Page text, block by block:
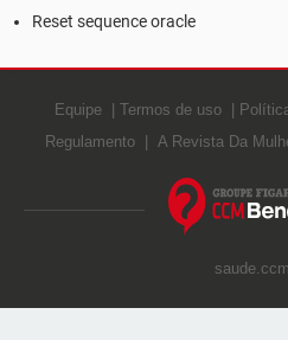
Reset sequence oracle
Equipe Termos de uso
Regulamento
A Revista Da